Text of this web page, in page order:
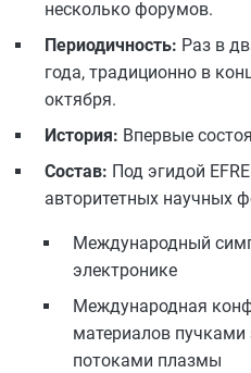
несколько форумов.
Периодичность: Раз в
года, традиционно в
октября.
История: Впервые
Состав: Под эгидой
авторитетных научных
Международный
электронике
Международная
материалов
потоками плазмы